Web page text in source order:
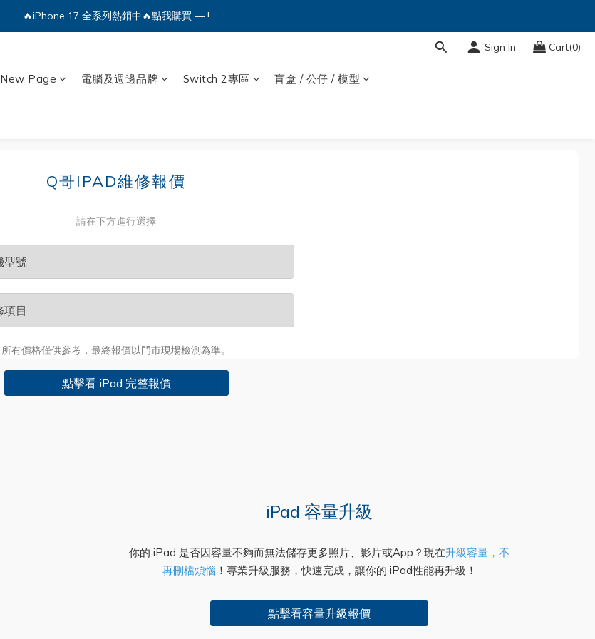
🔥iPhone 17 全系列熱銷中🔥點我購買 — !
🔥iPhone 17 全系列熱銷中🔥點我購買 — !
🔥iPhone 17 全系列熱銷中🔥點我購買 — !
Sign In Cart(0)
New Page 電腦及週邊品牌 Switch 2專區 盲盒 / 公仔 / 模型
Q哥IPAD維修報價
請在下方進行選擇
所有價格僅供參考，最終報價以門市現場檢測為準。
點擊看 iPad 完整報價
iPad 容量升級
你的 iPad 是否因容量不夠而無法儲存更多照片、影片或App？現在升級容量，不
再刪檔煩惱 ！專業升級服務，快速完成，讓你的 iPad性能再升級！
點擊看容量升級報價